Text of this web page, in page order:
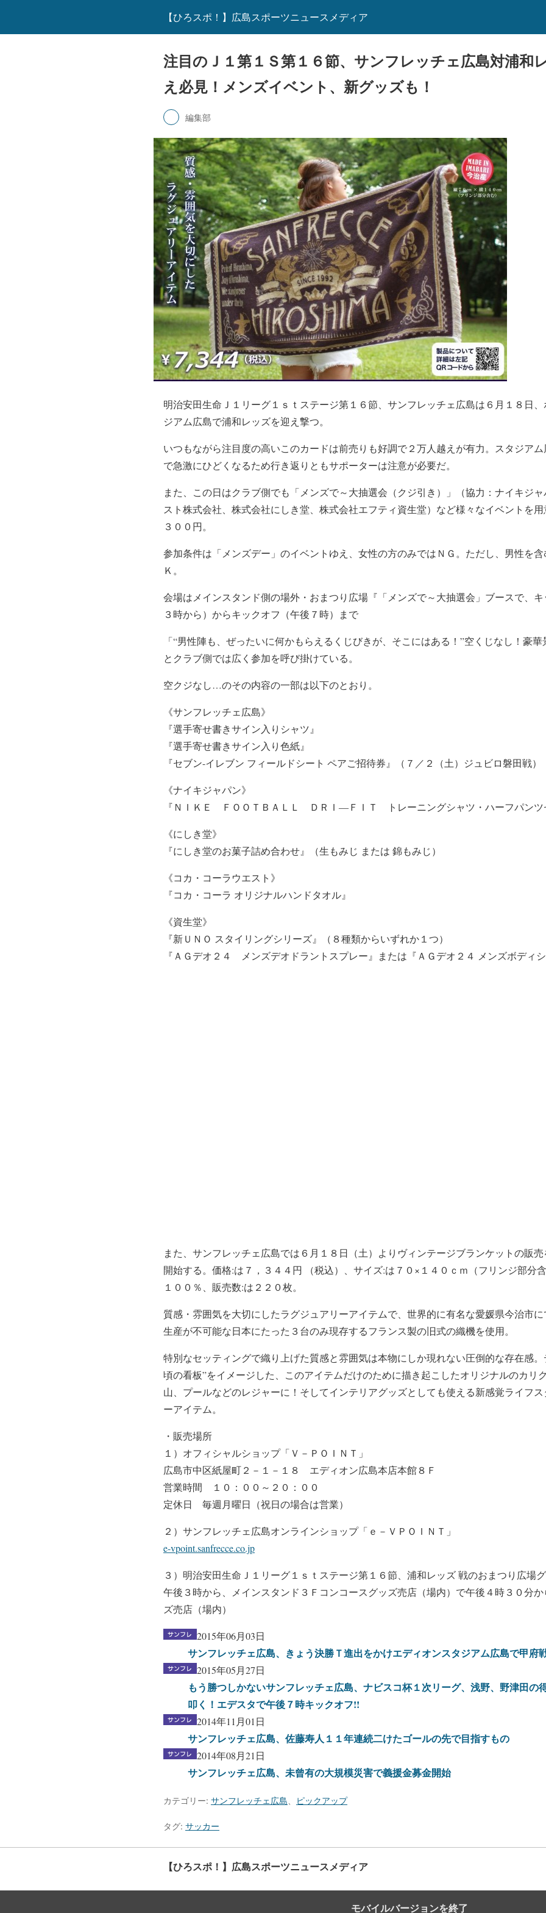
【ひろスポ！】広島スポーツニュースメディア
注目のＪ１第１Ｓ第１６節、サンフレッチェ広島対浦和
え必見！メンズイベント、新グッズも！
編集部
明治安田生命Ｊ１リーグ１ｓｔステージ第１６節、サンフレッチェ広島は６月１８日
ジアム広島で浦和レッズを迎え撃つ。
いつもながら注目度の高いこのカードは前売りも好調で２万人越えが有力。スタジア
で急激にひどくなるため行き返りともサポーターは注意が必要だ。
また、この日はクラブ側でも「メンズで～大抽選会（クジ引き）」（協力：ナイキジ
スト株式会社、株式会社にしき堂、株式会社エフティ資生堂）など様々なイベントを
３００円。
参加条件は「メンズデー」のイベントゆえ、女性の方のみではＮＧ。ただし、男性を
Ｋ。
会場はメインスタンド側の場外・おまつり広場『「メンズで～大抽選会」ブースで、
３時から）からキックオフ（午後７時）まで
「“男性陣も、ぜったいに何かもらえるくじびきが、そこにはある！”空くじなし！豪
とクラブ側では広く参加を呼び掛けている。
空クジなし…のその内容の一部は以下のとおり。
《サンフレッチェ広島》
『選手寄せ書きサイン入りシャツ』
『選手寄せ書きサイン入り色紙』
『セブン-イレブン フィールドシート ペアご招待券』（７／２（土）ジュビロ磐田戦）
《ナイキジャパン》
『ＮＩＫＥ ＦＯＯＴＢＡＬＬ ＤＲＩ―ＦＩＴ トレーニングシャツ・ハーフパンツ
《にしき堂》
『にしき堂のお菓子詰め合わせ』（生もみじ または 錦もみじ）
《コカ・コーラウエスト》
『コカ・コーラ オリジナルハンドタオル』
《資生堂》
『新ＵＮＯ スタイリングシリーズ』（８種類からいずれか１つ）
『ＡＧデオ２４ メンズデオドラントスプレー』または『ＡＧデオ２４ メンズボディ
また、サンフレッチェ広島では６月１８日（土）よりヴィンテージブランケットの販売
開始する。価格:は７，３４４円 （税込）、サイズ:は７０×１４０ｃｍ（フリンジ部分
１００％、販売数:は２２０枚。
質感・雰囲気を大切にしたラグジュアリーアイテムで、世界的に有名な愛媛県今治市
生産が不可能な日本にたった３台のみ現存するフランス製の旧式の織機を使用。
特別なセッティングで織り上げた質感と雰囲気は本物にしか現れない圧倒的な存在感
頃の看板”をイメージした、このアイテムだけのために描き起こしたオリジナルのカリ
山、プールなどのレジャーに！そしてインテリアグッズとしても使える新感覚ライフ
ーアイテム。
・販売場所
１）オフィシャルショップ「Ｖ－ＰＯＩＮＴ」
広島市中区紙屋町２－１－１８ エディオン広島本店本館８Ｆ
営業時間 １０：００～２０：００
定休日 毎週月曜日（祝日の場合は営業）
２）サンフレッチェ広島オンラインショップ「ｅ－ＶＰＯＩＮＴ」
e-vpoint.sanfrecce.co.jp
３）明治安田生命Ｊ１リーグ１ｓｔステージ第１６節、浦和レッズ 戦のおまつり広場
午後３時から、メインスタンド３Ｆコンコースグッズ売店（場内）で午後４時３０分
ズ売店（場内）
2015年06月03日
サンフレッチェ広島、きょう決勝Ｔ進出をかけエディオンスタジアム広島で甲府
2015年05月27日
もう勝つしかないサンフレッチェ広島、ナビスコ杯１次リーグ、浅野、野津田の
叩く！エデスタで午後７時キックオフ!!
2014年11月01日
サンフレッチェ広島、佐藤寿人１１年連続二けたゴールの先で目指すもの
2014年08月21日
サンフレッチェ広島、未曾有の大規模災害で義援金募金開始
カテゴリー: サンフレッチェ広島 ピックアップ
タグ: サッカー
【ひろスポ！】広島スポーツニュースメディア
モバイルバージョンを終了